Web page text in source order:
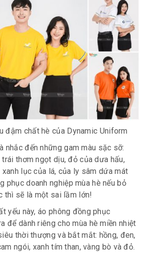
đậm chất hè của Dynamic Uniform
nhắc đến những gam màu sặc sỡ:
thơm ngọt dịu, đỏ của dưa hấu,
xanh lục của lá, của ly sâm dứa mát
phục doanh nghiệp mùa hè nếu bỏ
thì sẽ là một sai lầm lớn!
yếu này, áo phông đồng phục
để dành riêng cho mùa hè miền nhiệt
thời thượng và bắt mắt: hồng, đen,
ngói, xanh tím than, vàng bò và đỏ.